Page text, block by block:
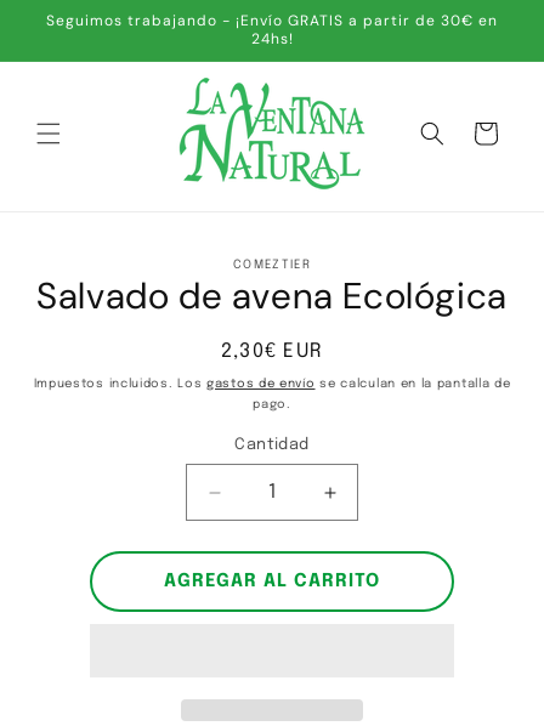
Seguimos trabajando - ¡Envío GRATIS a partir de 30€ en
24hs!
Carrito
PRODUCTO
COMEZTIER
Salvado de avena Ecológica
Precio
habitual
2,30€ EUR
Impuestos incluidos. Los gastos de envío se calculan en la pantalla de
pago.
Cantidad
Cantidad
Reducir
cantidad
para
Salvado
de
Aumentar
cantidad
para
Salvado
de
AGREGAR AL CARRITO